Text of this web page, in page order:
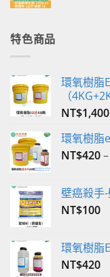
特色商品
環氧樹脂
（
NT$1,400
環氧樹脂
NT$420–
壁癌殺手
NT$100
環氧樹脂
NT$420